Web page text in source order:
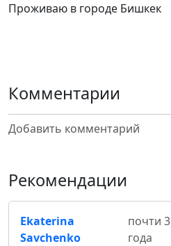
Проживаю в городе Бишкек
Комментарии
Добавить комментарий
Рекомендации
Ekaterina
Savchenko
почти 3
года